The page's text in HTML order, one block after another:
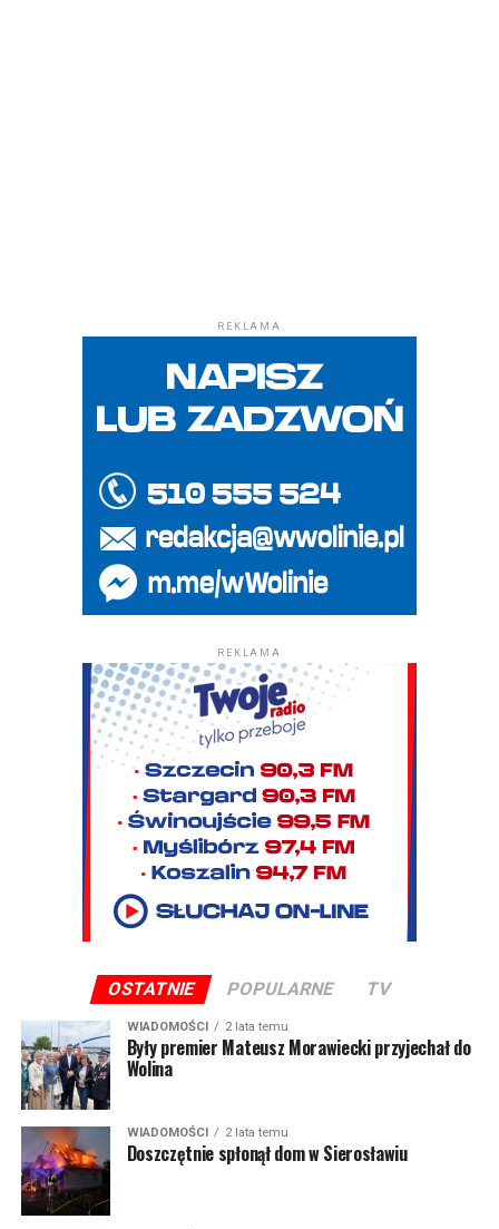
REKLAMA
REKLAMA
OSTATNIE POPULARNE TV
WIADOMOŚCI 2 lata temu
Były premier Mateusz Morawiecki przyjechał do
Wolina
WIADOMOŚCI 2 lata temu
Doszczętnie spłonął dom w Sierosławiu